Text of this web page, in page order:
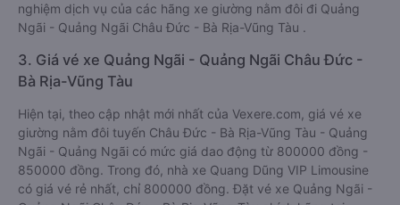
nghiệm dịch vụ của các hãng xe giường nằm đôi đi Quảng
Ngãi - Quảng Ngãi Châu Đức - Bà Rịa-Vũng Tàu .
3. Giá vé xe Quảng Ngãi - Quảng Ngãi Châu Đức -
Bà Rịa-Vũng Tàu
Hiện tại, theo cập nhật mới nhất của Vexere.com, giá vé xe
giường nằm đôi tuyến Châu Đức - Bà Rịa-Vũng Tàu - Quảng
Ngãi - Quảng Ngãi có mức giá dao động từ 800000 đồng -
850000 đồng. Trong đó, nhà xe Quang Dũng VIP Limousine
có giá vé rẻ nhất, chỉ 800000 đồng. Đặt vé xe Quảng Ngãi -